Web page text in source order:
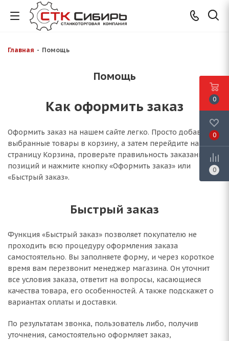
Главная - Помощь
Помощь
Как оформить заказ
Оформить заказ на нашем сайте легко. Просто добавьте
выбранные товары в корзину, а затем перейдите на
страницу Корзина, проверьте правильность заказанных
позиций и нажмите кнопку «Оформить заказ» или
«Быстрый заказ».
Быстрый заказ
Функция «Быстрый заказ» позволяет покупателю не
проходить всю процедуру оформления заказа
самостоятельно. Вы заполняете форму, и через короткое
время вам перезвонит менеджер магазина. Он уточнит
все условия заказа, ответит на вопросы, касающиеся
качества товара, его особенностей. А также подскажет о
вариантах оплаты и доставки.
По результатам звонка, пользователь либо, получив
уточнения, самостоятельно оформляет заказ,
0
0
0